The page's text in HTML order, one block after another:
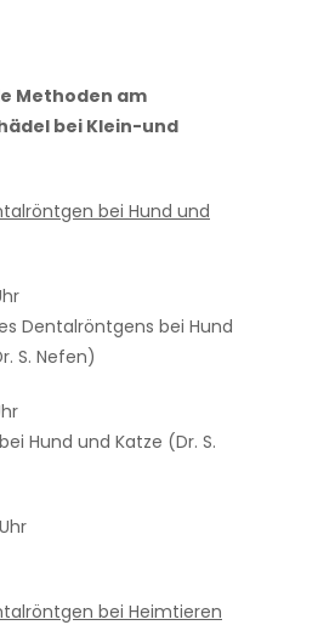
Methoden am
bei Klein-und
bei Hund und
Dentalröntgens bei Hund
S. Nefen)
Hund und Katze (Dr. S.
bei Heimtieren